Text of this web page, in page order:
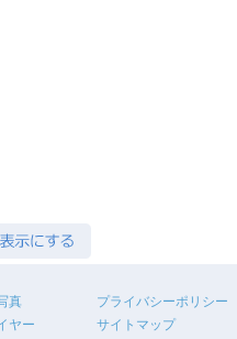
真
ヤー
プライバシーポリシー
サイトマップ